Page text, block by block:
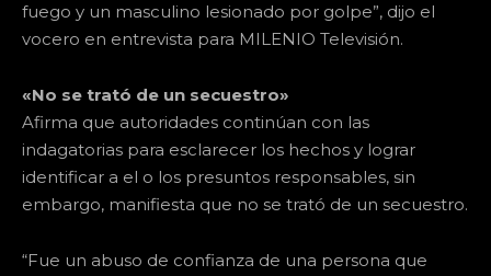
fuego y un masculino lesionado por golpe”, dijo el
vocero en entrevista para MILENIO Televisión.
«No se trató de un secuestro»
Afirma que autoridades continúan con las
indagatorias para esclarecer los hechos y lograr
identificar a el o los presuntos responsables, sin
embargo, manifiesta que no se trató de un secuestro.
“Fue un abuso de confianza de una persona que